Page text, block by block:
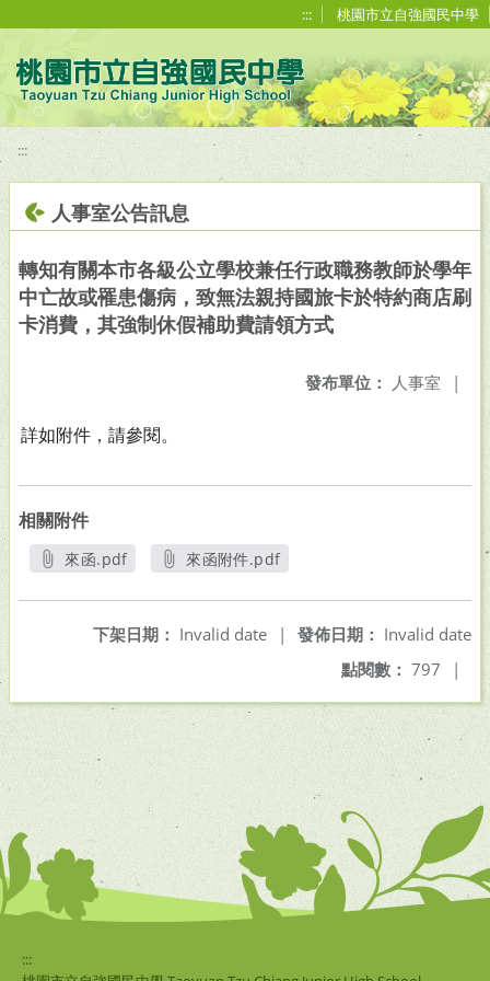
::: 桃園市立自強國民中學
:::
人事室公告訊息
轉知有關本市各級公立學校兼任行政職務教師於學年
中亡故或罹患傷病，致無法親持國旅卡於特約商店刷
卡消費，其強制休假補助費請領方式
發布單位： 人事室 |
詳如附件，請參閱。
相關附件
來函.pdf
來函附件.pdf
發佈日期： Invalid date
下架日期： Invalid date
|
點閱數： 797 |
:::